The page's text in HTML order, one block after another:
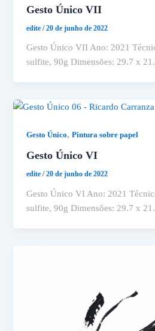
Gesto Único VII
edite/20 de junho de 2022
Gesto Único VII Ano: 2021
sulfite, 90g Dimensões: 29.7 x
Gesto Único,Pintura sobre papel
Gesto Único VI
edite/20 de junho de 2022
Gesto Único VI Ano: 2021
sulfite, 90g Dimensões: 29.7 x